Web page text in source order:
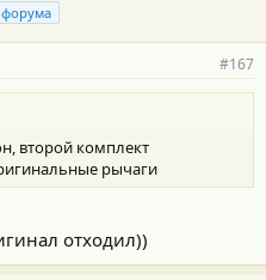
#167
второй комплект
рычаги
отходил))